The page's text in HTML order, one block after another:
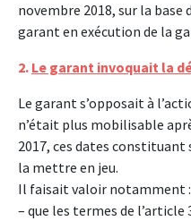
novembre 2018, sur la base
garant en exécution de la
2. Le garant invoquait la
Le garant s’opposait à
n’était plus mobilisable
2017, ces dates
la mettre en jeu.
Il faisait valoir notamment :
– que les termes de